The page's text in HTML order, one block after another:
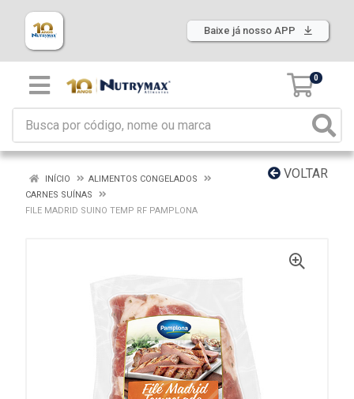
Baixe já nosso APP
0
VOLTAR
INÍCIO
ALIMENTOS CONGELADOS
CARNES SUÍNAS
FILE MADRID SUINO TEMP RF PAMPLONA